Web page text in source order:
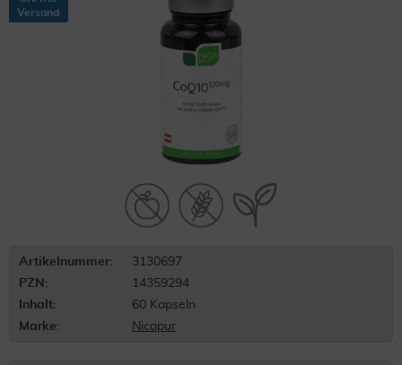
Versand
Artikelnummer:
3130697
PZN:
14359294
Inhalt:
60 Kapseln
Marke:
Nicapur